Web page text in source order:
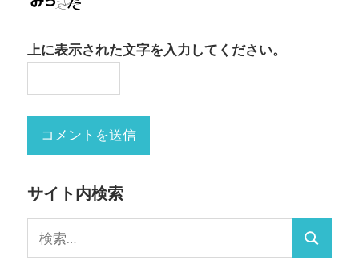
上に表示された文字を入力してください。
サイト内検索
索:
検